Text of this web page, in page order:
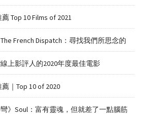
Top 10 Films of 2021
French Dispatch：尋找我們所思念的
上影評人的2020年度最佳電影
｜Top 10 of 2020
彎》Soul：富有靈魂，但就差了一點腦筋